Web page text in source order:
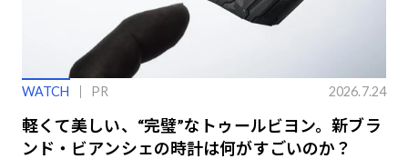
WATCH PR 2026.7.24
軽くて美しい、“完璧”なトゥールビヨン。新ブラ
ンド・ビアンシェの時計は何がすごいのか？